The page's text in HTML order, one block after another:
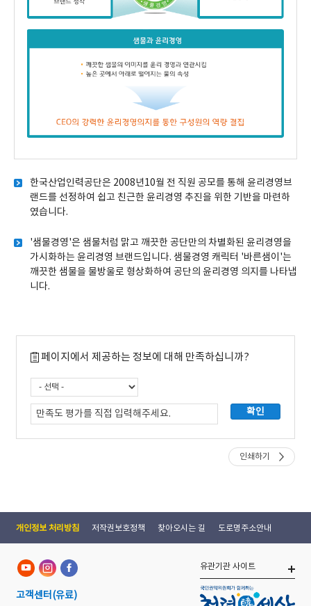
한국산업인력공단은 2008년10월 전 직원 공모를 통해 윤리경영브
랜드를 선정하여 쉽고 친근한 윤리경영 추진을 위한 기반을 마련하
였습니다.
'샘물경영'은 샘물처럼 맑고 깨끗한 공단만의 차별화된 윤리경영을
가시화하는 윤리경영 브랜드입니다. 샘물경영 캐릭터 '바른샘이'는
깨끗한 샘물을 물방울로 형상화하여 공단의 윤리경영 의지를 나타냅
니다.
페이지에서 제공하는 정보에 대해 만족하십니까?
인쇄하기
개인정보 처리방침 저작권보호정책 찾아오시는 길 도로명주소안내
고객센터 (유료)
유관기관 사이트